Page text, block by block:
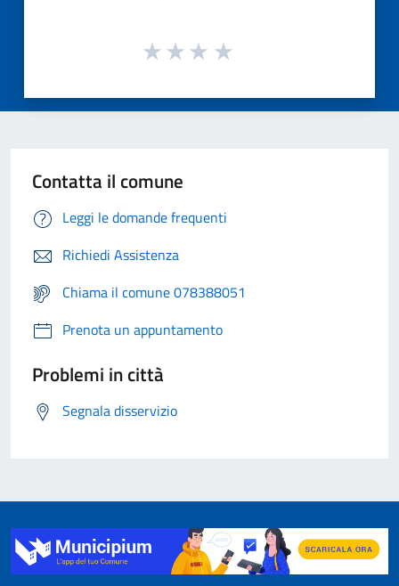
Contatta il comune
Leggi le domande frequenti
Richiedi Assistenza
Chiama il comune 078388051
Prenota un appuntamento
Problemi in città
Segnala disservizio